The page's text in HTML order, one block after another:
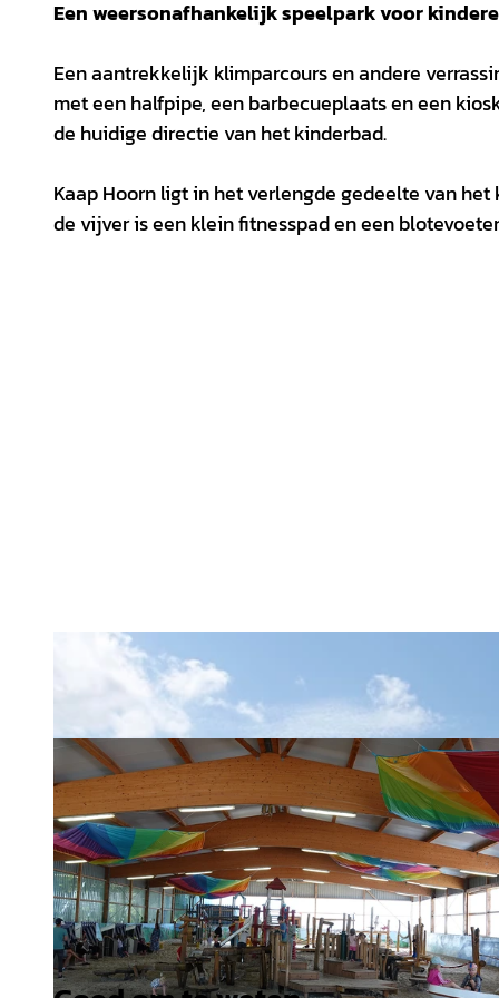
Een weersonafhankelijk speelpark voor
Een aantrekkelijk klimparcours en andere
met een halfpipe, een barbecueplaats en een
de huidige directie van het kinderbad.
Kaap Hoorn ligt in het verlengde gedeelte van
de vijver is een klein fitnesspad en een